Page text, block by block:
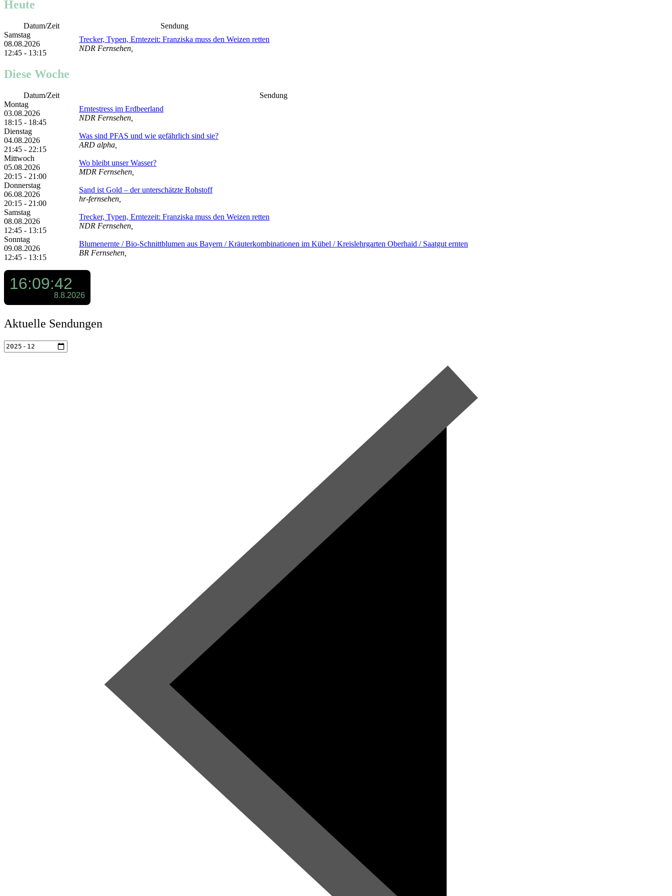
Heute
Datum/Zeit
Sendung
Samstag
08.08.2026
12:45 - 13:15
Trecker, Typen, Erntezeit: Franziska muss den Weizen retten
NDR Fernsehen,
Diese Woche
Datum/Zeit
Sendung
Montag
03.08.2026
18:15 - 18:45
Erntestress im Erdbeerland
NDR Fernsehen,
Dienstag
04.08.2026
21:45 - 22:15
Was sind PFAS und wie gefährlich sind sie?
ARD alpha,
Mittwoch
05.08.2026
20:15 - 21:00
Wo bleibt unser Wasser?
MDR Fernsehen,
Donnerstag
06.08.2026
20:15 - 21:00
Sand ist Gold – der unterschätzte Rohstoff
hr-fernsehen,
Samstag
08.08.2026
12:45 - 13:15
Trecker, Typen, Erntezeit: Franziska muss den Weizen retten
NDR Fernsehen,
Sonntag
09.08.2026
12:45 - 13:15
Blumenernte /​ Bio-Schnittblumen aus Bayern /​ Kräuterkombinationen im Kübel /​ Kreislehrgarten Oberhaid /​ Saatgut ernten
BR Fernsehen,
Aktuelle Sendungen